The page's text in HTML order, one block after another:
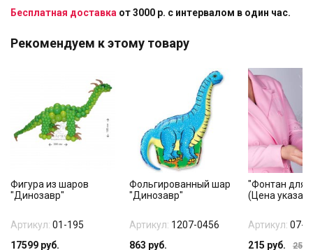
Бесплатная доставка от 3000 р. с интервалом в один час.
Рекомендуем к этому товару
Фигура из шаров
"Динозавр"
Артикул: 01-195
17599 руб.
Фольгированный шар
"Динозавр"
Артикул: 1207-0456
863 руб.
"Фонтан для
(Цена
Артикул: 07-
215 руб. 255